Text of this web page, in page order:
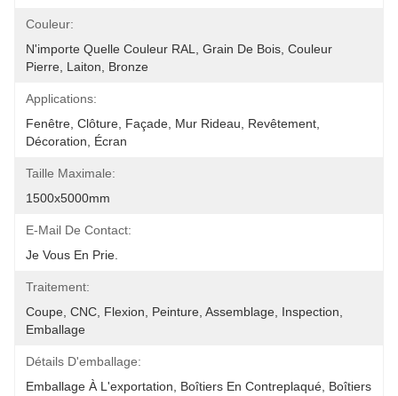
Couleur:
N'importe Quelle Couleur RAL, Grain De Bois, Couleur
Pierre, Laiton, Bronze
Applications:
Fenêtre, Clôture, Façade, Mur Rideau, Revêtement,
Décoration, Écran
Taille Maximale:
1500x5000mm
E-Mail De Contact:
Je Vous En Prie.
Traitement:
Coupe, CNC, Flexion, Peinture, Assemblage, Inspection,
Emballage
Détails D'emballage:
Emballage À L'exportation, Boîtiers En Contreplaqué, Boîtiers